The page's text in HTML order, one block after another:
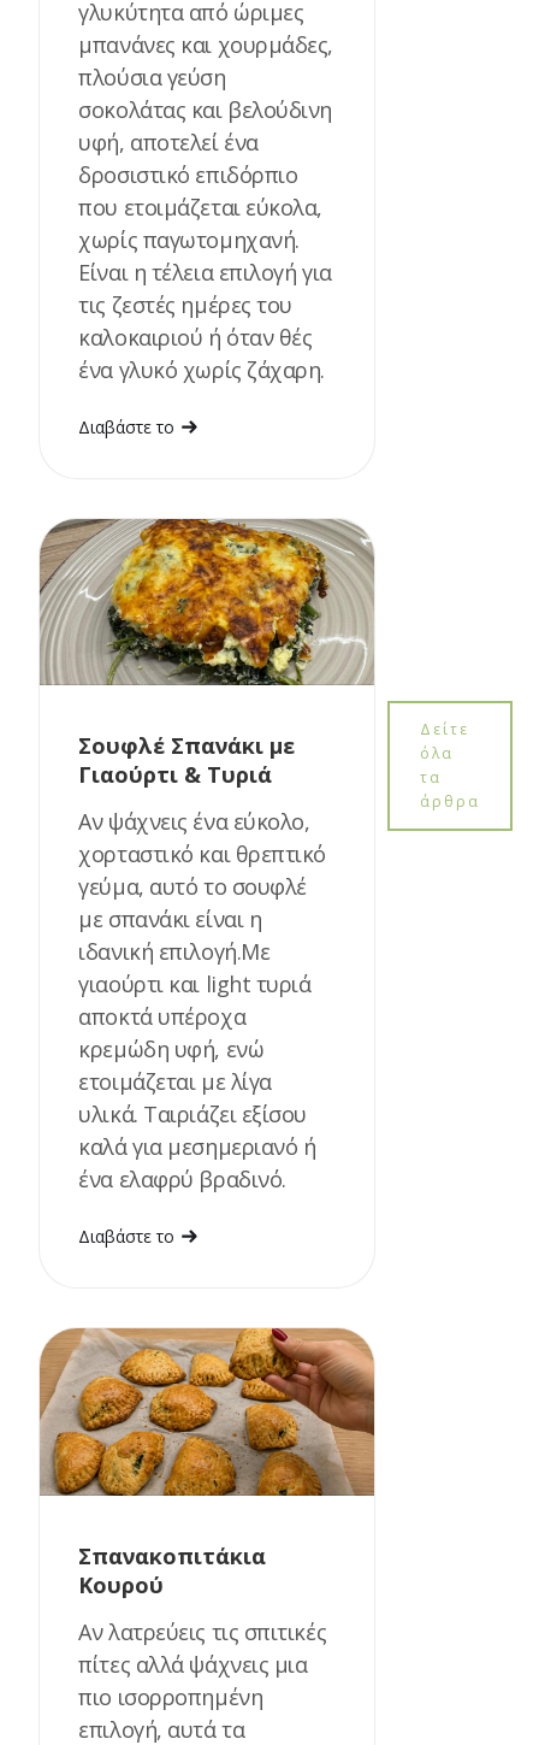
γλυκύτητα από ώριμες
μπανάνες και χουρμάδες,
πλούσια γεύση
σοκολάτας και βελούδινη
υφή, αποτελεί ένα
δροσιστικό επιδόρπιο
που ετοιμάζεται εύκολα,
χωρίς παγωτομηχανή.
Είναι η τέλεια επιλογή για
τις ζεστές ημέρες του
καλοκαιριού ή όταν θές
ένα γλυκό χωρίς ζάχαρη.
Διαβάστε το
Σουφλέ Σπανάκι με
Γιαούρτι & Τυριά
Αν ψάχνεις ένα εύκολο,
χορταστικό και θρεπτικό
γεύμα, αυτό το σουφλέ
με σπανάκι είναι η
ιδανική επιλογή.Με
γιαούρτι και light τυριά
αποκτά υπέροχα
κρεμώδη υφή, ενώ
ετοιμάζεται με λίγα
υλικά. Ταιριάζει εξίσου
καλά για μεσημεριανό ή
ένα ελαφρύ βραδινό.
Διαβάστε το
Σπανακοπιτάκια
Κουρού
Αν λατρεύεις τις σπιτικές
πίτες αλλά ψάχνεις μια
πιο ισορροπημένη
επιλογή, αυτά τα
Δείτε
όλα
τα
άρθρα